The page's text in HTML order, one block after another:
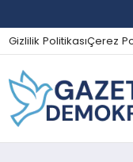
Gizlilik PolitikasıÇerez